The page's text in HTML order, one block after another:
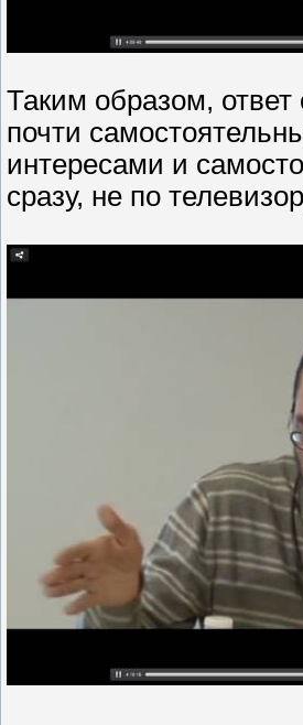
Таким образом, ответ
почти
интересами и
сразу, не по